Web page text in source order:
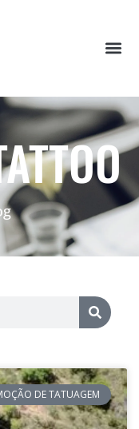
DE TATUAGEM